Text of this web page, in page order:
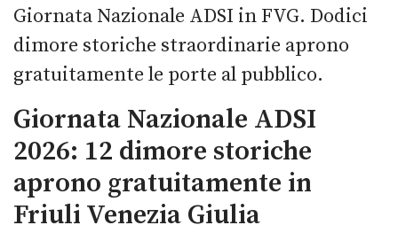
Giornata Nazionale ADSI in FVG. Dodici
dimore storiche straordinarie aprono
gratuitamente le porte al pubblico.
Giornata Nazionale ADSI
2026: 12 dimore storiche
aprono gratuitamente in
Friuli Venezia Giulia